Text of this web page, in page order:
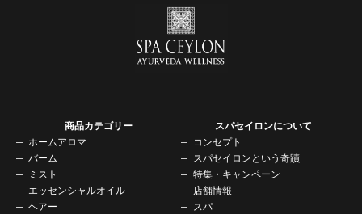
商品カテゴリー
ホームアロマ
バーム
ミスト
エッセンシャルオイル
ヘアー
スパセイロンについて
コンセプト
スパセイロンという奇蹟
特集・キャンペーン
店舗情報
スパ